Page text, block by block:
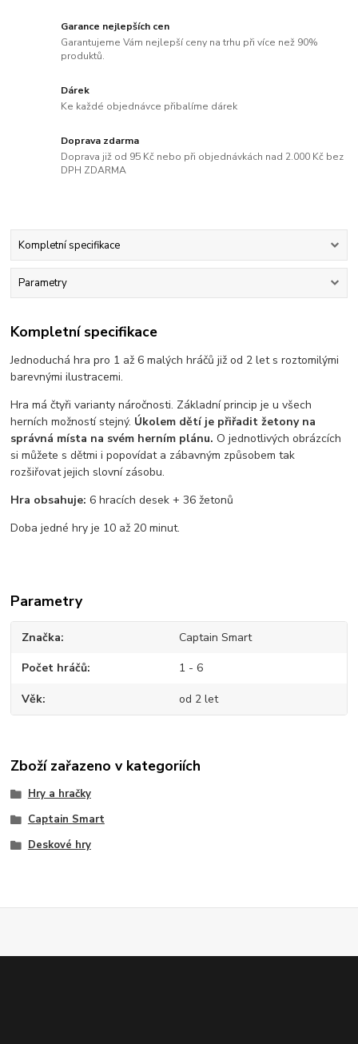
Garance nejlepších cen
Garantujeme Vám nejlepší ceny na trhu při více než 90%
produktů.
Dárek
Ke každé objednávce přibalíme dárek
Doprava zdarma
Doprava již od 95 Kč nebo při objednávkách nad 2.000 Kč bez
DPH ZDARMA
Kompletní specifikace
Parametry
Kompletní specifikace
Jednoduchá hra pro 1 až 6 malých hráčů již od 2 let s roztomilými
barevnými ilustracemi.
Hra má čtyři varianty náročnosti. Základní princip je u všech
herních možností stejný. Úkolem dětí je přiřadit žetony na
správná místa na svém herním plánu. O jednotlivých obrázcích
si můžete s dětmi i popovídat a zábavným způsobem tak
rozšiřovat jejich slovní zásobu.
Hra obsahuje: 6 hracích desek + 36 žetonů
Doba jedné hry je 10 až 20 minut.
Parametry
Značka Captain Smart
Počet hráčů 1 - 6
Věk od 2 let
Zboží zařazeno v kategoriích
Hry a hračky
Captain Smart
Deskové hry